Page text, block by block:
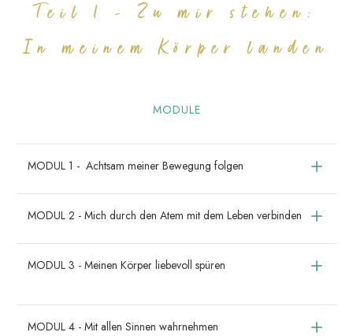
Teil 1 - Zu mir stehen:
In meinem Körper landen
MODULE
MODUL 1 -  Achtsam meiner Bewegung folgen
MODUL 2 - Mich durch den Atem mit dem Leben verbinden
MODUL 3 - Meinen Körper liebevoll spüren
MODUL 4 - Mit allen Sinnen wahrnehmen